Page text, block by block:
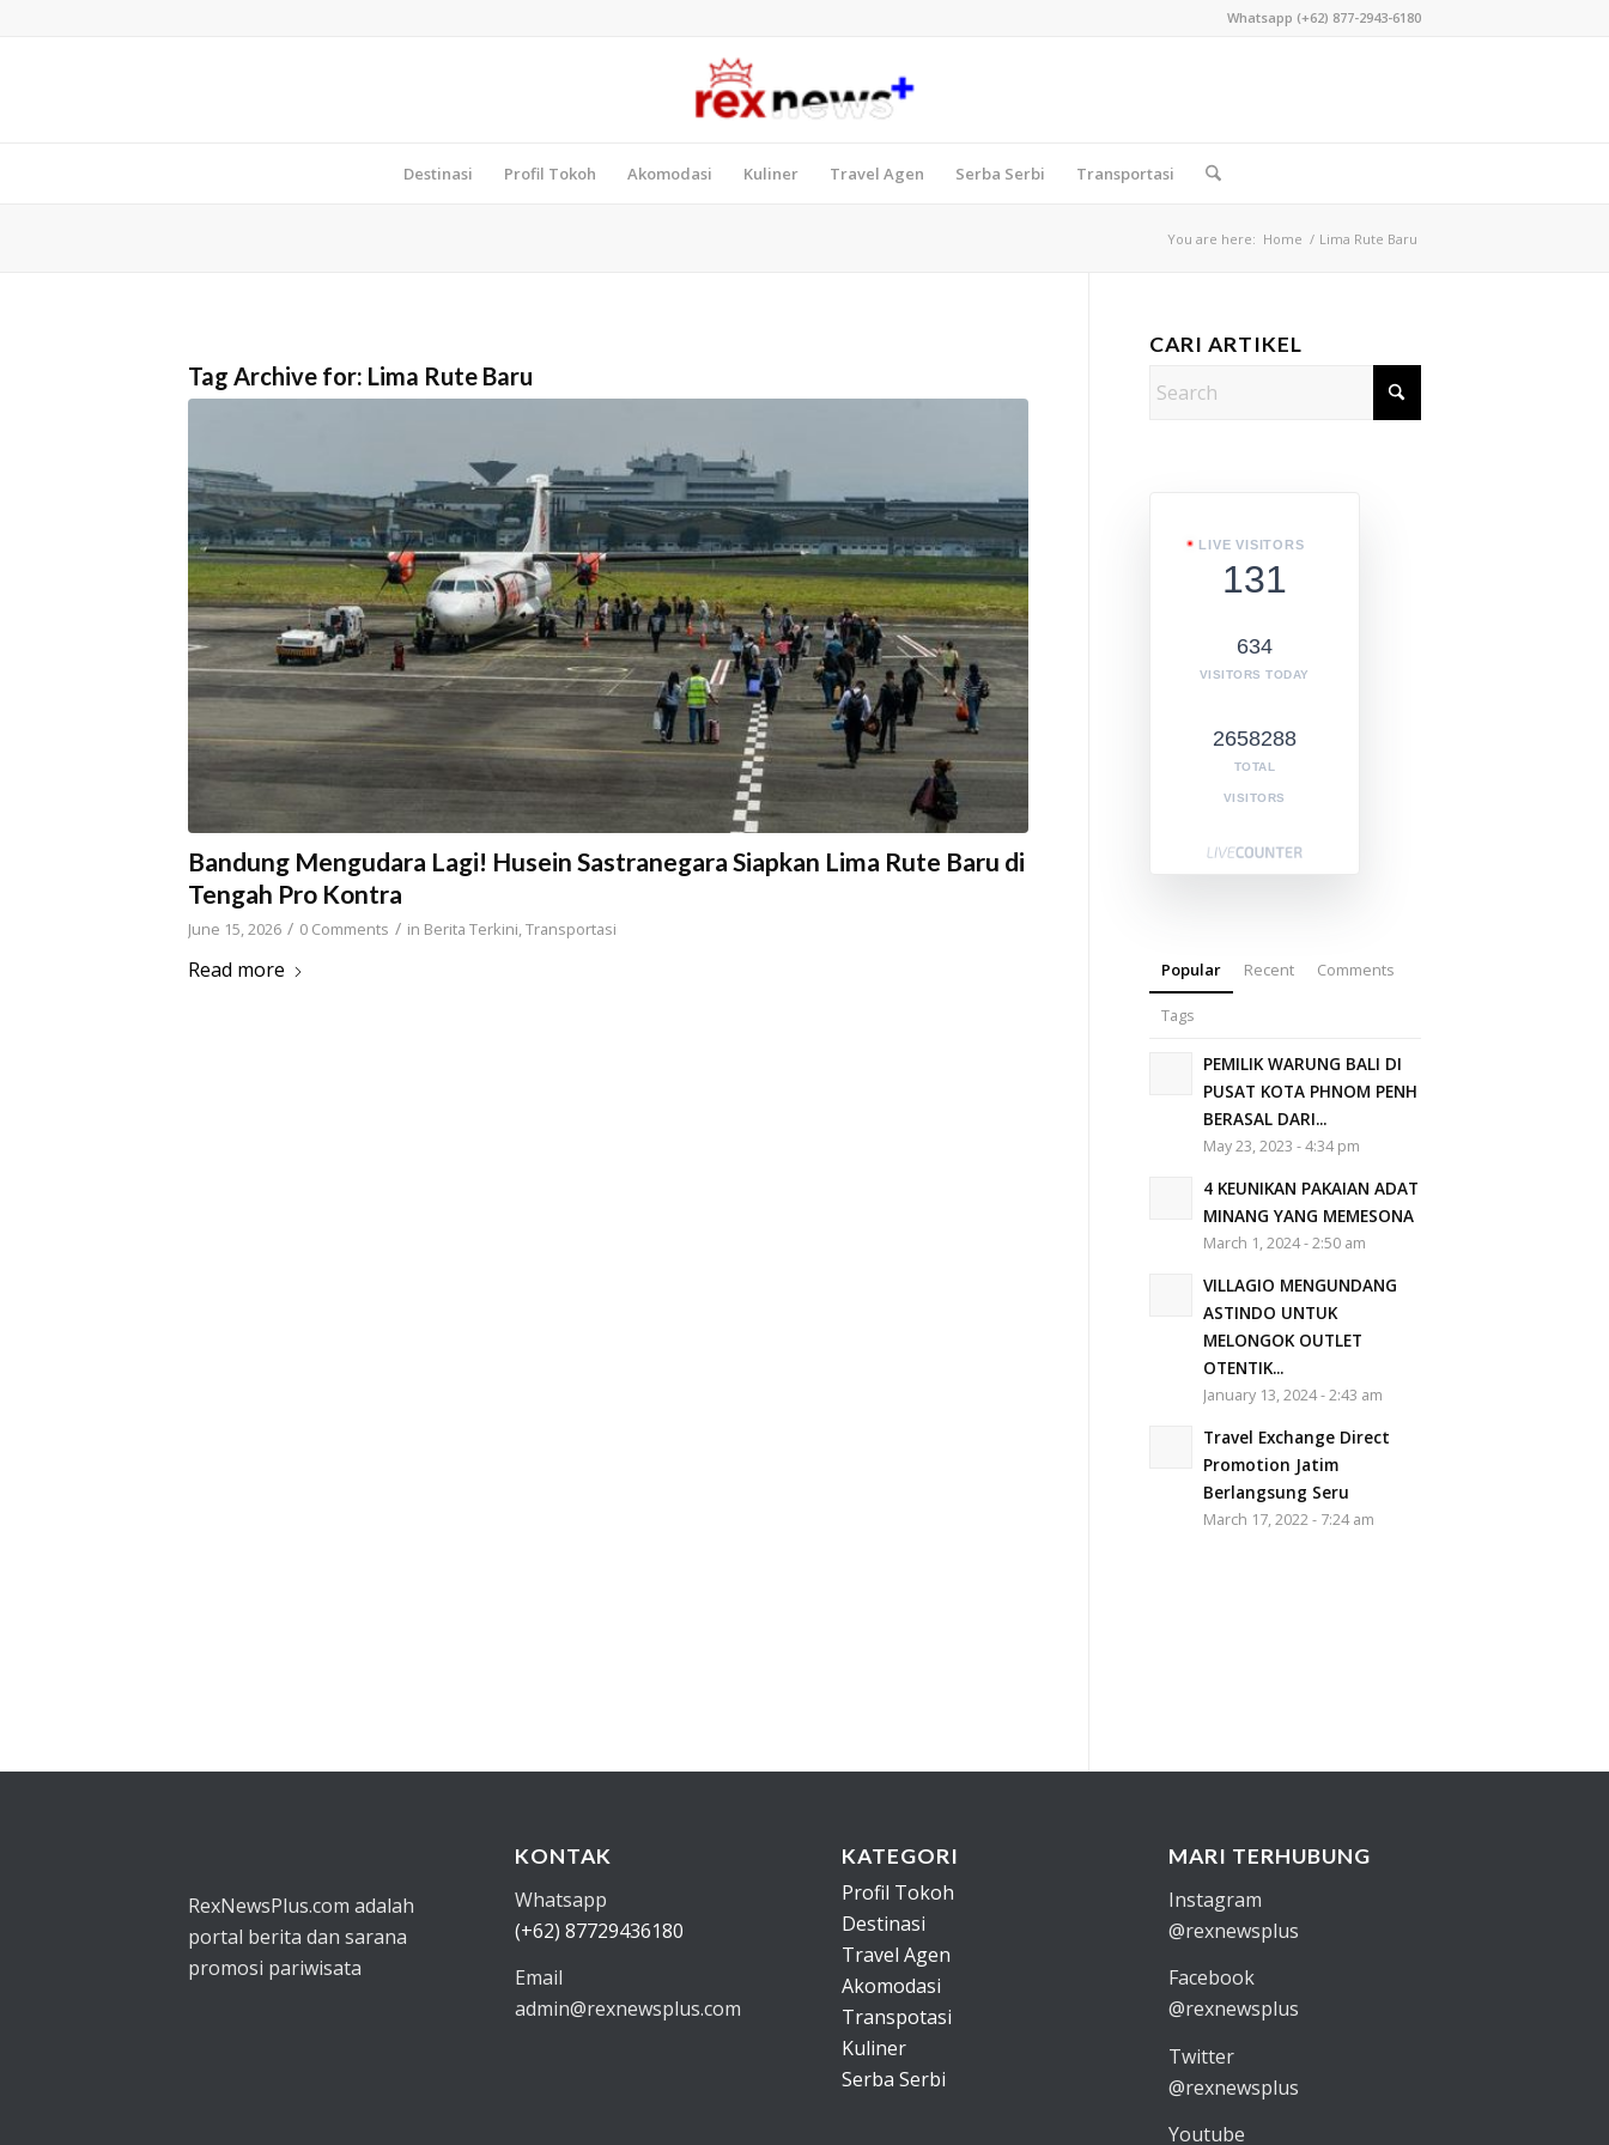
Whatsapp (+62) 877-2943-6180
Destinasi Profil Tokoh Akomodasi Kuliner Travel Agen Serba Serbi Transportasi
You are here: Home / Lima Rute Baru
Tag Archive for: Lima Rute Baru
Bandung Mengudara Lagi! Husein Sastranegara Siapkan Lima Rute Baru di
Tengah Pro Kontra
June 15, 2026 / 0 Comments / in Berita Terkini,Transportasi
Read more
CARI ARTIKEL
LIVE VISITORS
131
634
VISITORS TODAY
2658288
TOTAL
VISITORS
Popular Recent Comments
Tags
PEMILIK WARUNG BALI DI
PUSAT KOTA PHNOM PENH
BERASAL DARI...
May 23, 2023 - 4:34 pm
4 KEUNIKAN PAKAIAN ADAT
MINANG YANG MEMESONA
March 1, 2024 - 2:50 am
VILLAGIO MENGUNDANG
ASTINDO UNTUK
MELONGOK OUTLET
OTENTIK...
January 13, 2024 - 2:43 am
Travel Exchange Direct
Promotion Jatim
Berlangsung Seru
March 17, 2022 - 7:24 am
RexNewsPlus.com adalah
portal berita dan sarana
promosi pariwisata
KONTAK
Whatsapp
(+62) 87729436180
Email
admin@rexnewsplus.com
KATEGORI
Profil Tokoh
Destinasi
Travel Agen
Akomodasi
Transpotasi
Kuliner
Serba Serbi
MARI TERHUBUNG
Instagram
@rexnewsplus
Facebook
@rexnewsplus
Twitter
@rexnewsplus
Youtube